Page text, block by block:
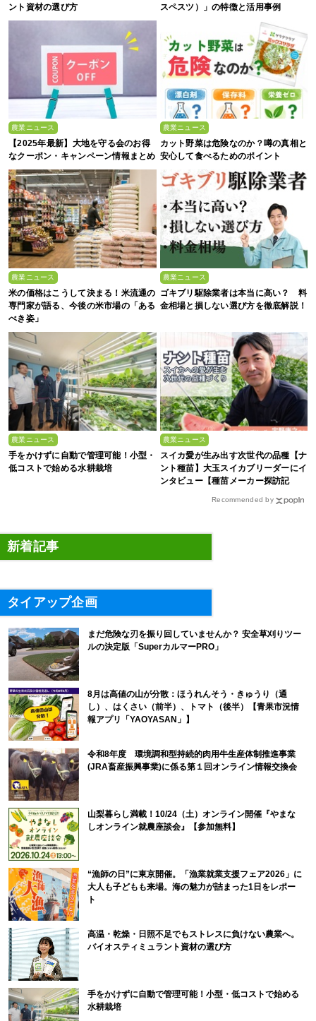
ント資材の選び方
スペスツ）」の特徴と活用事例
農業ニュース
【2025年最新】大地を守る会のお得
なクーポン・キャンペーン情報まとめ
農業ニュース
カット野菜は危険なのか？噂の真相と
安心して食べるためのポイント
農業ニュース
米の価格はこうして決まる！米流通の
専門家が語る、今後の米市場の「ある
べき姿」
農業ニュース
ゴキブリ駆除業者は本当に高い？ 料
金相場と損しない選び方を徹底解説！
農業ニュース
手をかけずに自動で管理可能！小型・
低コストで始める水耕栽培
農業ニュース
スイカ愛が生み出す次世代の品種【ナ
ント種苗】大玉スイカブリーダーにイ
ンタビュー【種苗メーカー探訪記
Recommended by
新着記事
タイアップ企画
まだ危険な刃を振り回していませんか？ 安全草刈りツー
ルの決定版「SuperカルマーPRO」
8月は高値の山が分散：ほうれんそう・きゅうり（通
し）、はくさい（前半）、トマト（後半）【青果市況情
報アプリ「YAOYASAN」】
令和8年度 環境調和型持続的肉用牛生産体制推進事業
(JRA畜産振興事業)に係る第１回オンライン情報交換会
山梨暮らし満載！10/24（土）オンライン開催『やまな
しオンライン就農座談会』【参加無料】
“漁師の日”に東京開催。「漁業就業支援フェア2026」に
大人も子どもも来場。海の魅力が詰まった1日をレポー
ト
高温・乾燥・日照不足でもストレスに負けない農業へ。
バイオスティミュラント資材の選び方
手をかけずに自動で管理可能！小型・低コストで始める
水耕栽培